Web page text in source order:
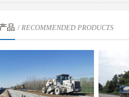
品 / RECOMMENDED PRODUCTS